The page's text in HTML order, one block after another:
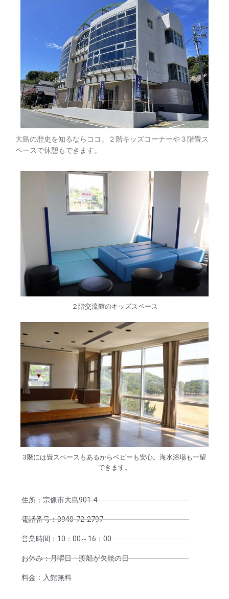
大島の歴史を知るならココ。２階キッズコーナーや３階畳ス
ペースで休憩もできます。
２階交流館のキッズスペース
3階には畳スペースもあるからベビーも安心。海水浴場も一望
できます。
住所：宗像市大島901-4
電話番号：0940-72-2797
営業時間：10：00～16：00
お休み：月曜日・渡船が欠航の日
料金：入館無料